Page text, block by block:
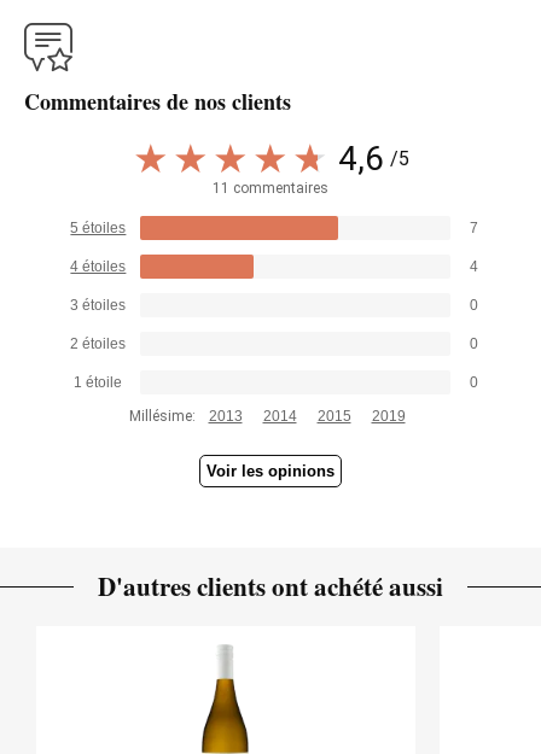
Commentaires de nos clients
4,6 /5
11 commentaires
5 étoiles 7
4 étoiles 4
3 étoiles 0
2 étoiles 0
1 étoile
0
Millésime:
2013 2014 2015 2019
Voir les opinions
D'autres clients ont achété aussi